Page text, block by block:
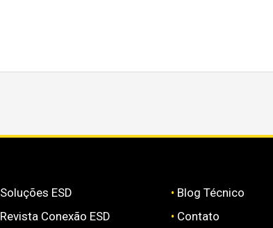
Soluções ESD
Revista Conexão ESD
• Blog Técnico
• Contato